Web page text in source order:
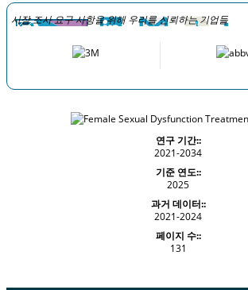
시장 조사 요구 사항을 위해 우리를 신뢰하는 기업들
연구 기간::
2021-2034
기준 연도::
2025
과거 데이터::
2021-2024
페이지 수::
131